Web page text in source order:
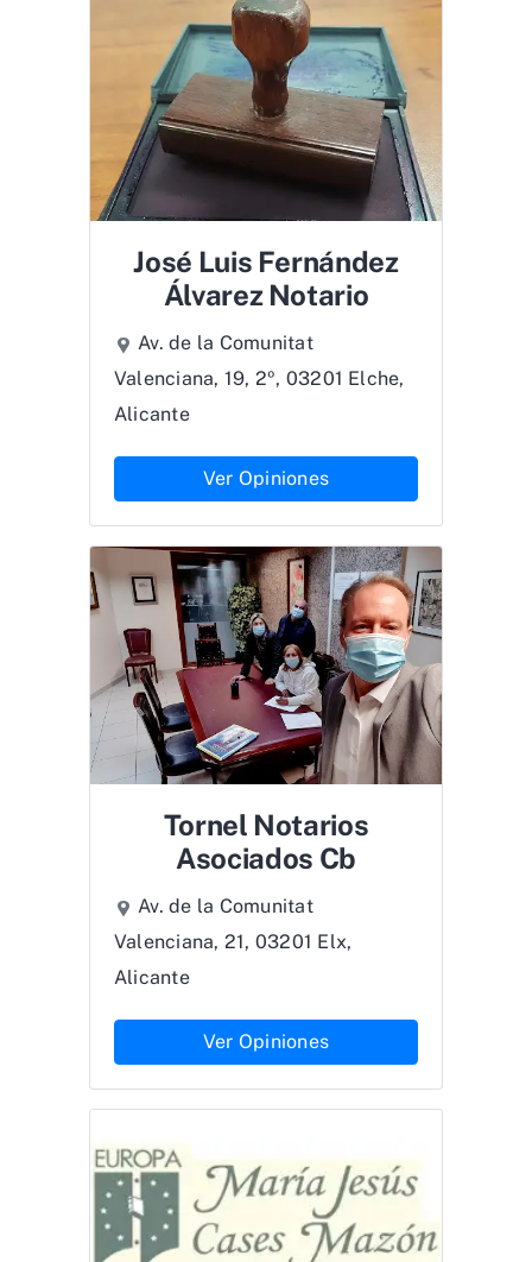
José Luis Fernández
Álvarez Notario
Av. de la Comunitat
Valenciana, 19, 2º, 03201 Elche,
Alicante
Ver Opiniones
Tornel Notarios
Asociados Cb
Av. de la Comunitat
Valenciana, 21, 03201 Elx,
Alicante
Ver Opiniones